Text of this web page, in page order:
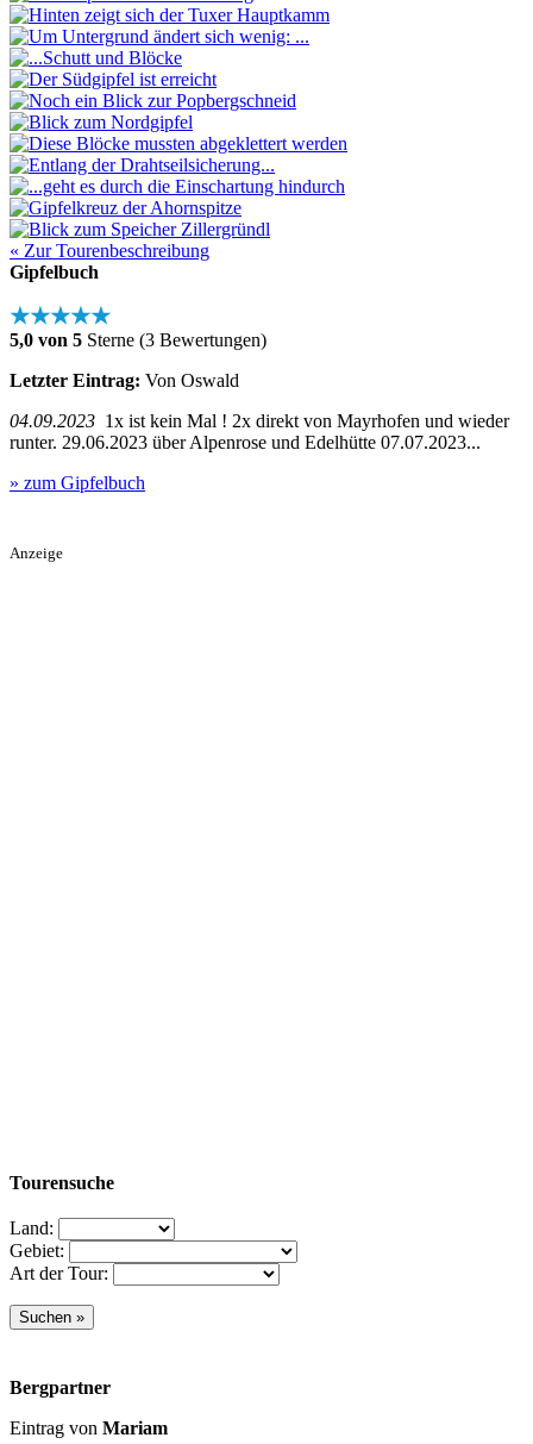
« Zur Tourenbeschreibung
Gipfelbuch
★★★★★
5,0 von 5 Sterne (3 Bewertungen)
Letzter Eintrag: Von Oswald
04.09.2023 1x ist kein Mal ! 2x direkt von Mayrhofen und wieder
runter. 29.06.2023 über Alpenrose und Edelhütte 07.07.2023...
» zum Gipfelbuch
Anzeige
Tourensuche
Land:
Gebiet:
Art der Tour:
Bergpartner
Eintrag von Mariam